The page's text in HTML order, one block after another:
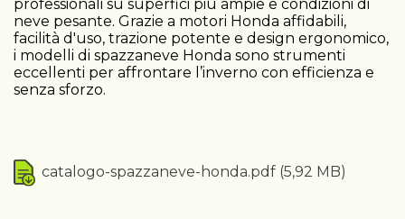
professionali su superfici più ampie e condizioni di
neve pesante. Grazie a motori Honda affidabili,
facilità d'uso, trazione potente e design ergonomico,
i modelli di spazzaneve Honda sono strumenti
eccellenti per affrontare l’inverno con efficienza e
senza sforzo.
catalogo-spazzaneve-honda.pdf (5,92 MB)